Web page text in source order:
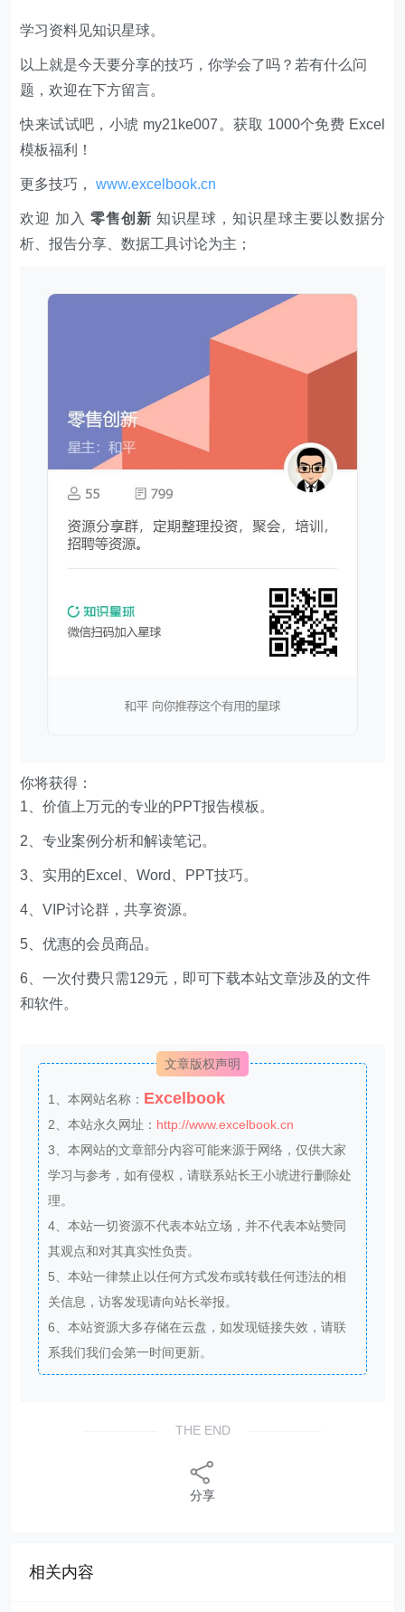
学习资料见知识星球。
以上就是今天要分享的技巧，你学会了吗？若有什么问
题，欢迎在下方留言。
快来试试吧，小琥 my21ke007。获取 1000个免费 Excel
模板福利​​​​！
更多技巧，www.excelbook.cn
欢迎 加入 零售创新 知识星球，知识星球主要以数据分
析、报告分享、数据工具讨论为主；
你将获得：
1、价值上万元的专业的PPT报告模板。
2、专业案例分析和解读笔记。
3、实用的Excel、Word、PPT技巧。
4、VIP讨论群，共享资源。
5、优惠的会员商品。
6、一次付费只需129元，即可下载本站文章涉及的文件
和软件。
文章版权声明
1、本网站名称： Excelbook
2、本站永久网址： http://www.excelbook.cn
3、本网站的文章部分内容可能来源于网络，仅供大家
学习与参考，如有侵权，请联系站长王小琥进行删除处
理。
4、本站一切资源不代表本站立场，并不代表本站赞同
其观点和对其真实性负责。
5、本站一律禁止以任何方式发布或转载任何违法的相
关信息，访客发现请向站长举报。
6、本站资源大多存储在云盘，如发现链接失效，请联
系我们我们会第一时间更新。
THE END
分享
相关内容